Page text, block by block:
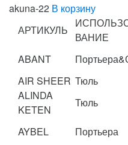
akuna-22 В корзину
АРТИКУЛЬ
ВАНИЕ
ABANT
AIR SHEER Тюль
ALINDA
KETEN
Тюль
AYBEL
Портьера